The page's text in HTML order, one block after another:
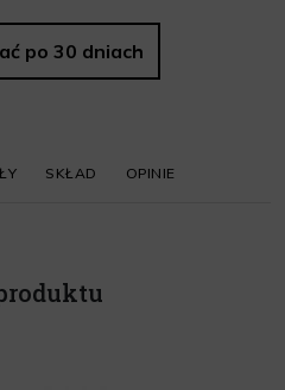
po 30 dniach
SKŁAD OPINIE